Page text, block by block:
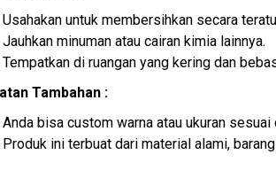
Usahakan untuk membersihkan secara
Jauhkan minuman atau cairan kimia lainnya.
Tempatkan di ruangan yang kering dan
Tambahan :
Anda bisa custom warna atau ukuran sesuai
Produk ini terbuat dari material alami,